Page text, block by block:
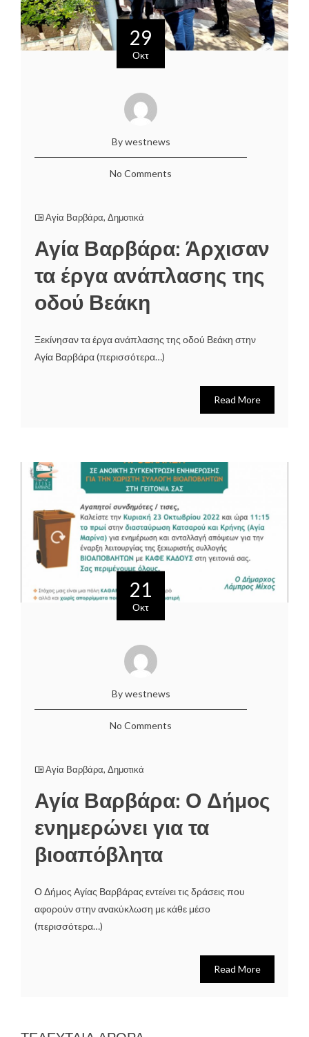
29
Οκτ
By westnews
No Comments
Αγία Βαρβάρα, Δημοτικά
Αγία Βαρβάρα: Άρχισαν
τα έργα ανάπλασης της
οδού Βεάκη
Ξεκίνησαν τα έργα ανάπλασης της οδού Βεάκη στην
Αγία Βαρβάρα (περισσότερα…)
Read More
21
Οκτ
By westnews
No Comments
Αγία Βαρβάρα, Δημοτικά
Αγία Βαρβάρα: Ο Δήμος
ενημερώνει για τα
βιοαπόβλητα
Ο Δήμος Αγίας Βαρβάρας εντείνει τις δράσεις που
αφορούν στην ανακύκλωση με κάθε μέσο
(περισσότερα…)
Read More